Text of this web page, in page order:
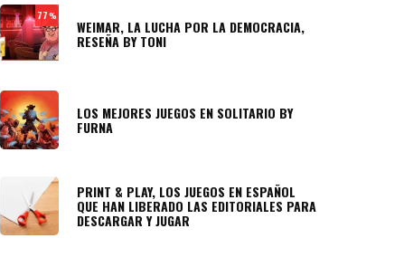
77%
WEIMAR, LA LUCHA POR LA DEMOCRACIA,
RESEÑA BY TONI
LOS MEJORES JUEGOS EN SOLITARIO BY
FURNA
PRINT & PLAY, LOS JUEGOS EN ESPAÑOL
QUE HAN LIBERADO LAS EDITORIALES PARA
DESCARGAR Y JUGAR